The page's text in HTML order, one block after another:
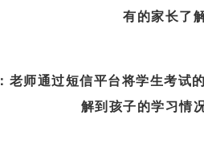
有的家长了
：老师通过短信平台将学生考试
解到孩子的学习情